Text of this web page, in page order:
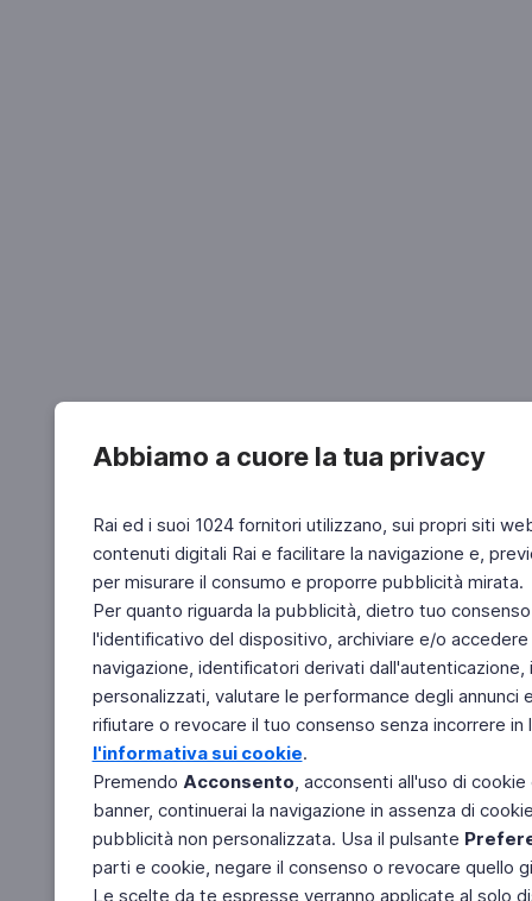
Abbiamo a cuore la tua privacy
Rai ed i suoi 1024 fornitori utilizzano, sui propri siti
contenuti digitali Rai e facilitare la navigazione e,
per misurare il consumo e proporre pubblicità mirata.
Per quanto riguarda la pubblicità, dietro tuo
l'identificativo del dispositivo, archiviare e/o
navigazione, identificatori derivati
personalizzati, valutare le performance degli
rifiutare o revocare il tuo consenso senza incorrere
l'informativa sui cookie.
Premendo Acconsento, acconsenti all'uso di
banner, continuerai la navigazione in assenza di
pubblicità non personalizzata. Usa il pulsante
parti e cookie, negare il consenso o revocare quello
Le scelte da te espresse verranno applicate al solo